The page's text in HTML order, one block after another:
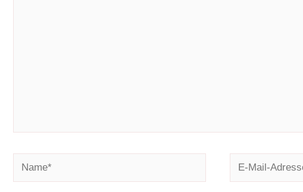
Name*
E-
Mail-